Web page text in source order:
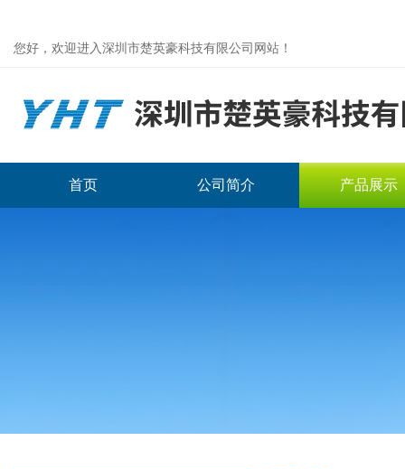
您好，欢迎进入深圳市楚英豪科技有限公司网站！
首页 公司简介 产品展示